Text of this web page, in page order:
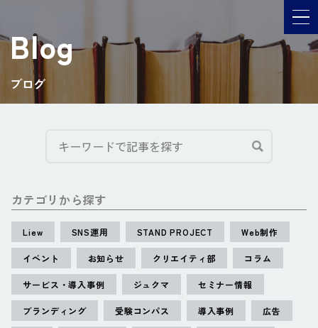
メ
Blog
ブログ
検索する
カテゴリから探す
Liew SNS運用 STAND PROJECT Web制作
イベント お知らせ クリエイティ部 コラム
サービス・導入事例 ジュクマ セミナー情報
ブランディング 受験コンパス 導入事例 広告